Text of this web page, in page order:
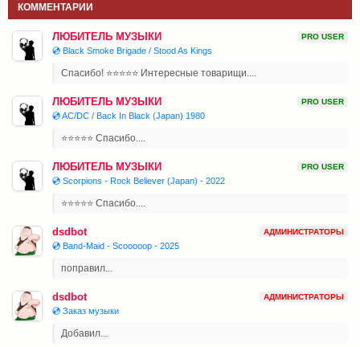
КОММЕНТАРИИ
ЛЮБИТЕЛЬ МУЗЫКИ PRO USER
💿 Black Smoke Brigade / Stood As Kings
Спасибо! ⭐⭐⭐⭐⭐ Интересные товарищи....
ЛЮБИТЕЛЬ МУЗЫКИ PRO USER
💿 AC/DC / Back In Black (Japan) 1980
⭐⭐⭐⭐⭐ Спасибо....
ЛЮБИТЕЛЬ МУЗЫКИ PRO USER
💿 Scorpions - Rock Believer (Japan) - 2022
⭐⭐⭐⭐⭐ Спасибо....
dsdbot АДМИНИСТРАТОРЫ
💿 Band-Maid - Scooooop - 2025
поправил...
dsdbot АДМИНИСТРАТОРЫ
💿 Заказ музыки
Добавил...